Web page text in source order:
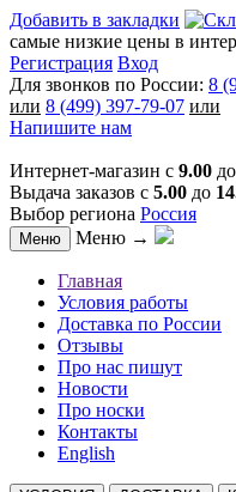
Добавить в закладки
самые низкие цены в
Регистрация Вход
Для звонков по России: 8
или 8 (499) 397-79-07 или
Напишите нам
Интернет-магазин с 9.00 до
Выдача заказов с 5.00 до
Выбор региона Россия
Меню Меню →
Главная
Условия работы
Доставка по России
Отзывы
Про нас пишут
Новости
Про носки
Контакты
English